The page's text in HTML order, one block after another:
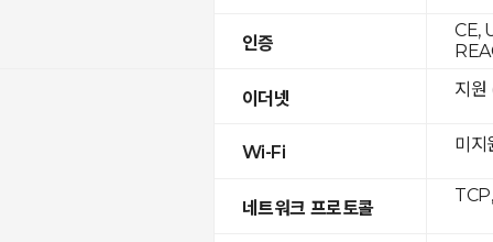
인증
이더넷
Wi-Fi
네트워크 프로토콜
CE,
지
미지